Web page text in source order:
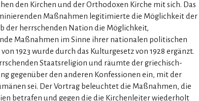
den Kirchen und der Orthodoxen Kirche mit sich. Das
Maßnahmen legitimierte die Möglichkeit der
der herrschenden Nation die Möglichkeit,
Maßnahmen im Sinne ihrer nationalen politischen
1923 wurde durch das Kulturgesetz von 1928 ergänzt.
Staatsreligion und räumte der griechisch-
gegenüber den anderen Konfessionen ein, mit der
sei. Der Vortrag beleuchtet die Maßnahmen, die
betrafen und gegen die die Kirchenleiter wiederholt